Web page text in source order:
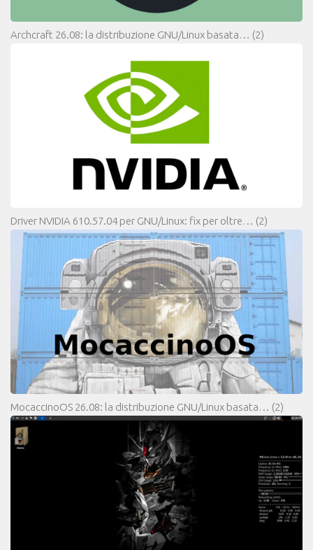
Archcraft 26.08: la distribuzione GNU/Linux basata… (2)
Driver NVIDIA 610.57.04 per GNU/Linux: fix per oltre… (2)
MocaccinoOS 26.08: la distribuzione GNU/Linux basata… (2)